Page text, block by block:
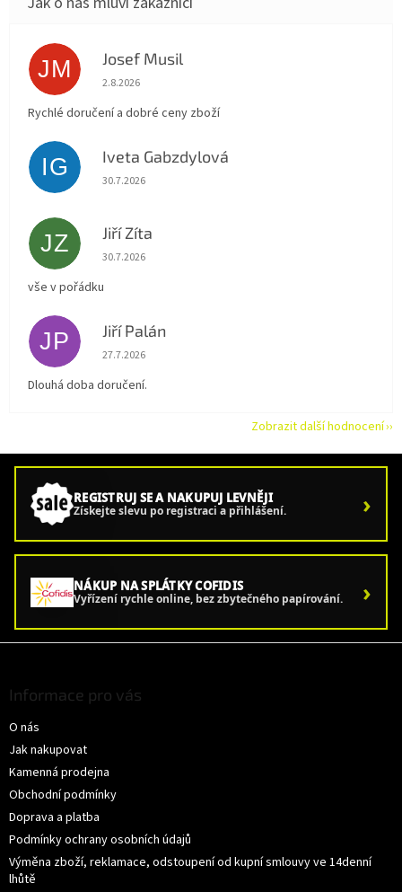
JM Josef Musil
Hodnocení obchodu je 5 z 5 hvězdiček.
2.8.2026
Rychlé doručení a dobré ceny zboží
IG Iveta Gabzdylová
Hodnocení obchodu je 5 z 5 hvězdiček.
30.7.2026
JZ Jiří Zíta
Hodnocení obchodu je 5 z 5 hvězdiček.
30.7.2026
vše v pořádku
JP Jiří Palán
Hodnocení obchodu je 5 z 5 hvězdiček.
27.7.2026
Dlouhá doba doručení.
Zobrazit další hodnocení
REGISTRUJ SE A NAKUPUJ LEVNĚJI
Získejte slevu po registraci a přihlášení. ›
NÁKUP NA SPLÁTKY COFIDIS
Vyřízení rychle online, bez zbytečného papírování. ›
Informace pro vás
O nás
Jak nakupovat
Kamenná prodejna
Obchodní podmínky
Doprava a platba
Podmínky ochrany osobních údajů
Výměna zboží, reklamace, odstoupení od kupní smlouvy ve 14denní
lhůtě